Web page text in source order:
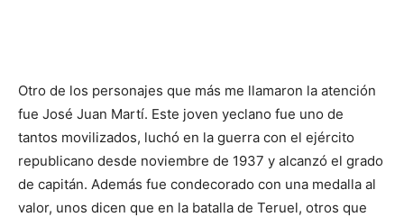
Otro de los personajes que más me llamaron la atención
fue José Juan Martí. Este joven yeclano fue uno de
tantos movilizados, luchó en la guerra con el ejército
republicano desde noviembre de 1937 y alcanzó el grado
de capitán. Además fue condecorado con una medalla al
valor, unos dicen que en la batalla de Teruel, otros que